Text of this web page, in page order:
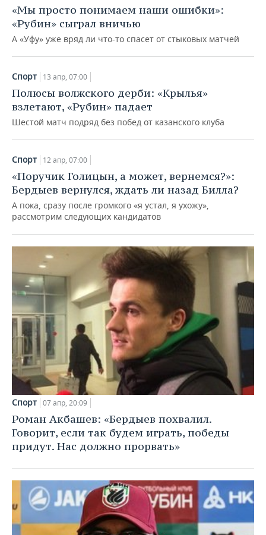
«Мы просто понимаем наши ошибки»:
«Рубин» сыграл вничью
А «Уфу» уже вряд ли что-то спасет от стыковых матчей
Спорт 13 апр, 07:00
Полюсы волжского дерби: «Крылья»
взлетают, «Рубин» падает
Шестой матч подряд без побед от казанского клуба
Спорт 12 апр, 07:00
«Поручик Голицын, а может, вернемся?»:
Бердыев вернулся, ждать ли назад Билла?
А пока, сразу после громкого «я устал, я ухожу»,
рассмотрим следующих кандидатов
Спорт 07 апр, 20:09
Роман Акбашев: «Бердыев похвалил.
Говорит, если так будем играть, победы
придут. Нас должно прорвать»